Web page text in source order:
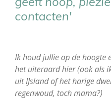
contacten'
Ik houd jullie op de hoogte
het uiteraard hier (ook als
uit IJsland of het harige
regenwoud, toch mama?)